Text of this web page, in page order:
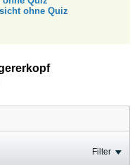
ohne Quiz
Filter